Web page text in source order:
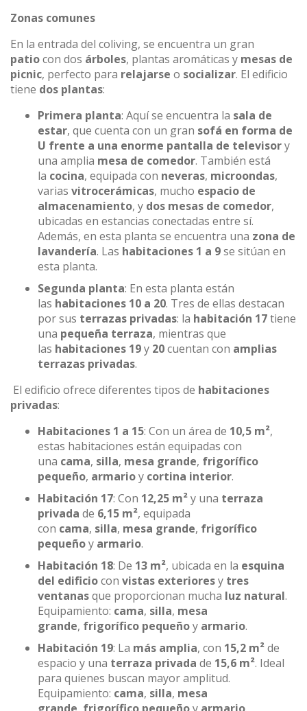
Zonas comunes
En la entrada del coliving, se encuentra un gran
patiocon dos árboles, plantas aromáticas y mesas de
picnic, perfecto para relajarse o socializar. El edificio
tiene dos plantas:
Primera planta: Aquí se encuentra la sala de
estar, que cuenta con un gran sofá en forma de
U frente a una enorme pantalla de televisory
una amplia mesa de comedor. También está
la cocina, equipada con neveras, microondas,
varias vitrocerámicas, mucho espacio de
almacenamiento, y dos mesas de comedor,
ubicadas en estancias conectadas entre sí.
Además, en esta planta se encuentra una zona de
lavandería. Las habitaciones 1 a 9se sitúan en
esta planta.
Segunda planta: En esta planta están
las habitaciones 10 a 20. Tres de ellas destacan
por sus terrazas privadas: la habitación 17tiene
una pequeña terraza, mientras que
las habitaciones 19y 20cuentan con amplias
terrazas privadas.
El edificio ofrece diferentes tipos de habitaciones
privadas:
Habitaciones 1 a 15: Con un área de 10,5 m²,
estas habitaciones están equipadas con
una cama, silla, mesa grande, frigorífico
pequeño, armarioy cortina interior.
Habitación 17: Con 12,25 m²y una terraza
privada de 6,15 m², equipada
con cama, silla, mesa grande, frigorífico
pequeñoy armario.
Habitación 18: De 13 m², ubicada en la esquina
del edificiocon vistas exterioresy tres
ventanasque proporcionan mucha luz natural.
Equipamiento: cama, silla, mesa
grande, frigorífico pequeñoy armario.
Habitación 19: La más amplia, con 15,2 m²de
espacio y una terraza privada de 15,6 m². Ideal
para quienes buscan mayor amplitud.
Equipamiento: cama, silla, mesa